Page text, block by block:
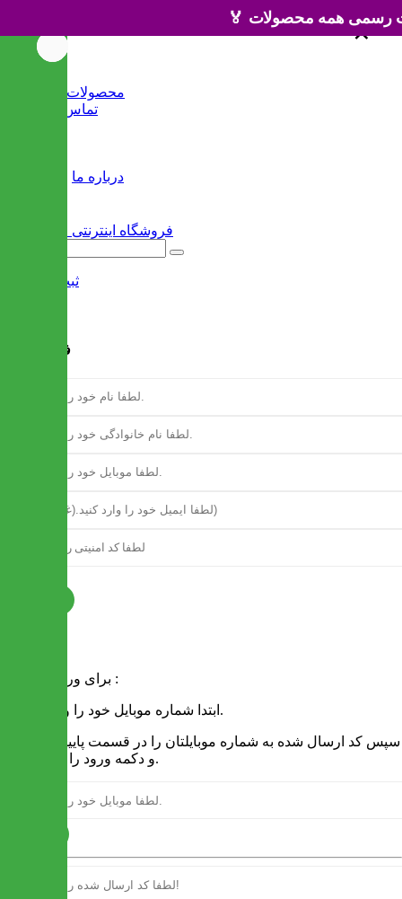
محصولات جدید
تماس با ما
درباره ما
ثبت نام
فرم ثبت نام
برای ورود به سایت :
1 - ابتدا شماره موبایل خود را وارد کنید.
و دکمه ورود را انتخاب کنید.
×
×